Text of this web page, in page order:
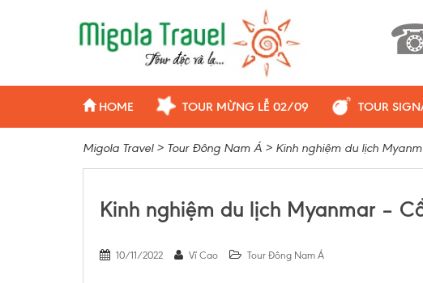
HOME TOUR MỪNG LỄ 02/09 TOUR
Migola Travel> Tour Đông Nam Á > Kinh nghiệm du lịch
Kinh nghiệm du lịch Myanmar –
10/11/2022 Vĩ Cao Tour Đông Nam Á